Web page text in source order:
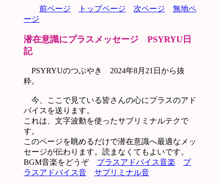
前ページ トップページ 次ページ
無地ペ
ージ
潜在意識にプラスメッセージ PSYRYU日
記
PSYRYUのつぶやき 2024年8月21日から抜
粋。
今、ここで見ている皆さんの心にプラスのアド
バイスを送ります。
これは、文字波動を使ったサブリミナルテクで
す。
このページを眺めるだけで潜在意識へ最適なメッ
セージが伝わります。読まなくてもよいです。
BGM音楽をどうぞ プラスアドバイス音楽
プ
ラスアドバイス音
サブリミナル音